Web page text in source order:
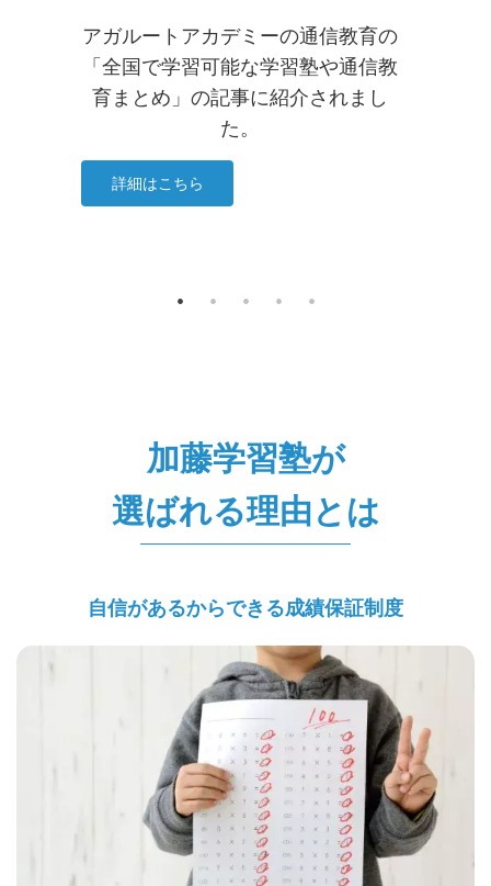
アガルートアカデミーの通信教育の
「全国で学習可能な学習塾や通信教
育まとめ」の記事に紹介されまし
た。
詳細はこちら
加藤学習塾が
選ばれる理由とは
自信があるからできる成績保証制度